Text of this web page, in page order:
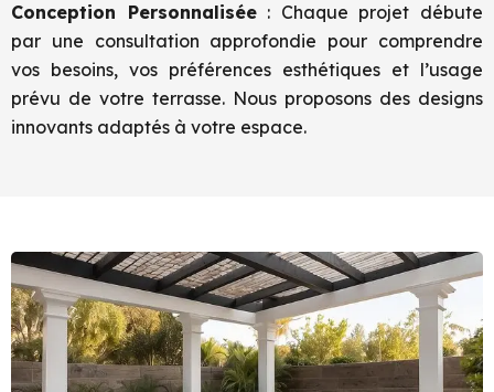
Conception Personnalisée: Chaque projet débute
par une consultation approfondie pour comprendre
vos besoins, vos préférences esthétiques et l’usage
prévu de votre terrasse. Nous proposons des designs
innovants adaptés à votre espace.